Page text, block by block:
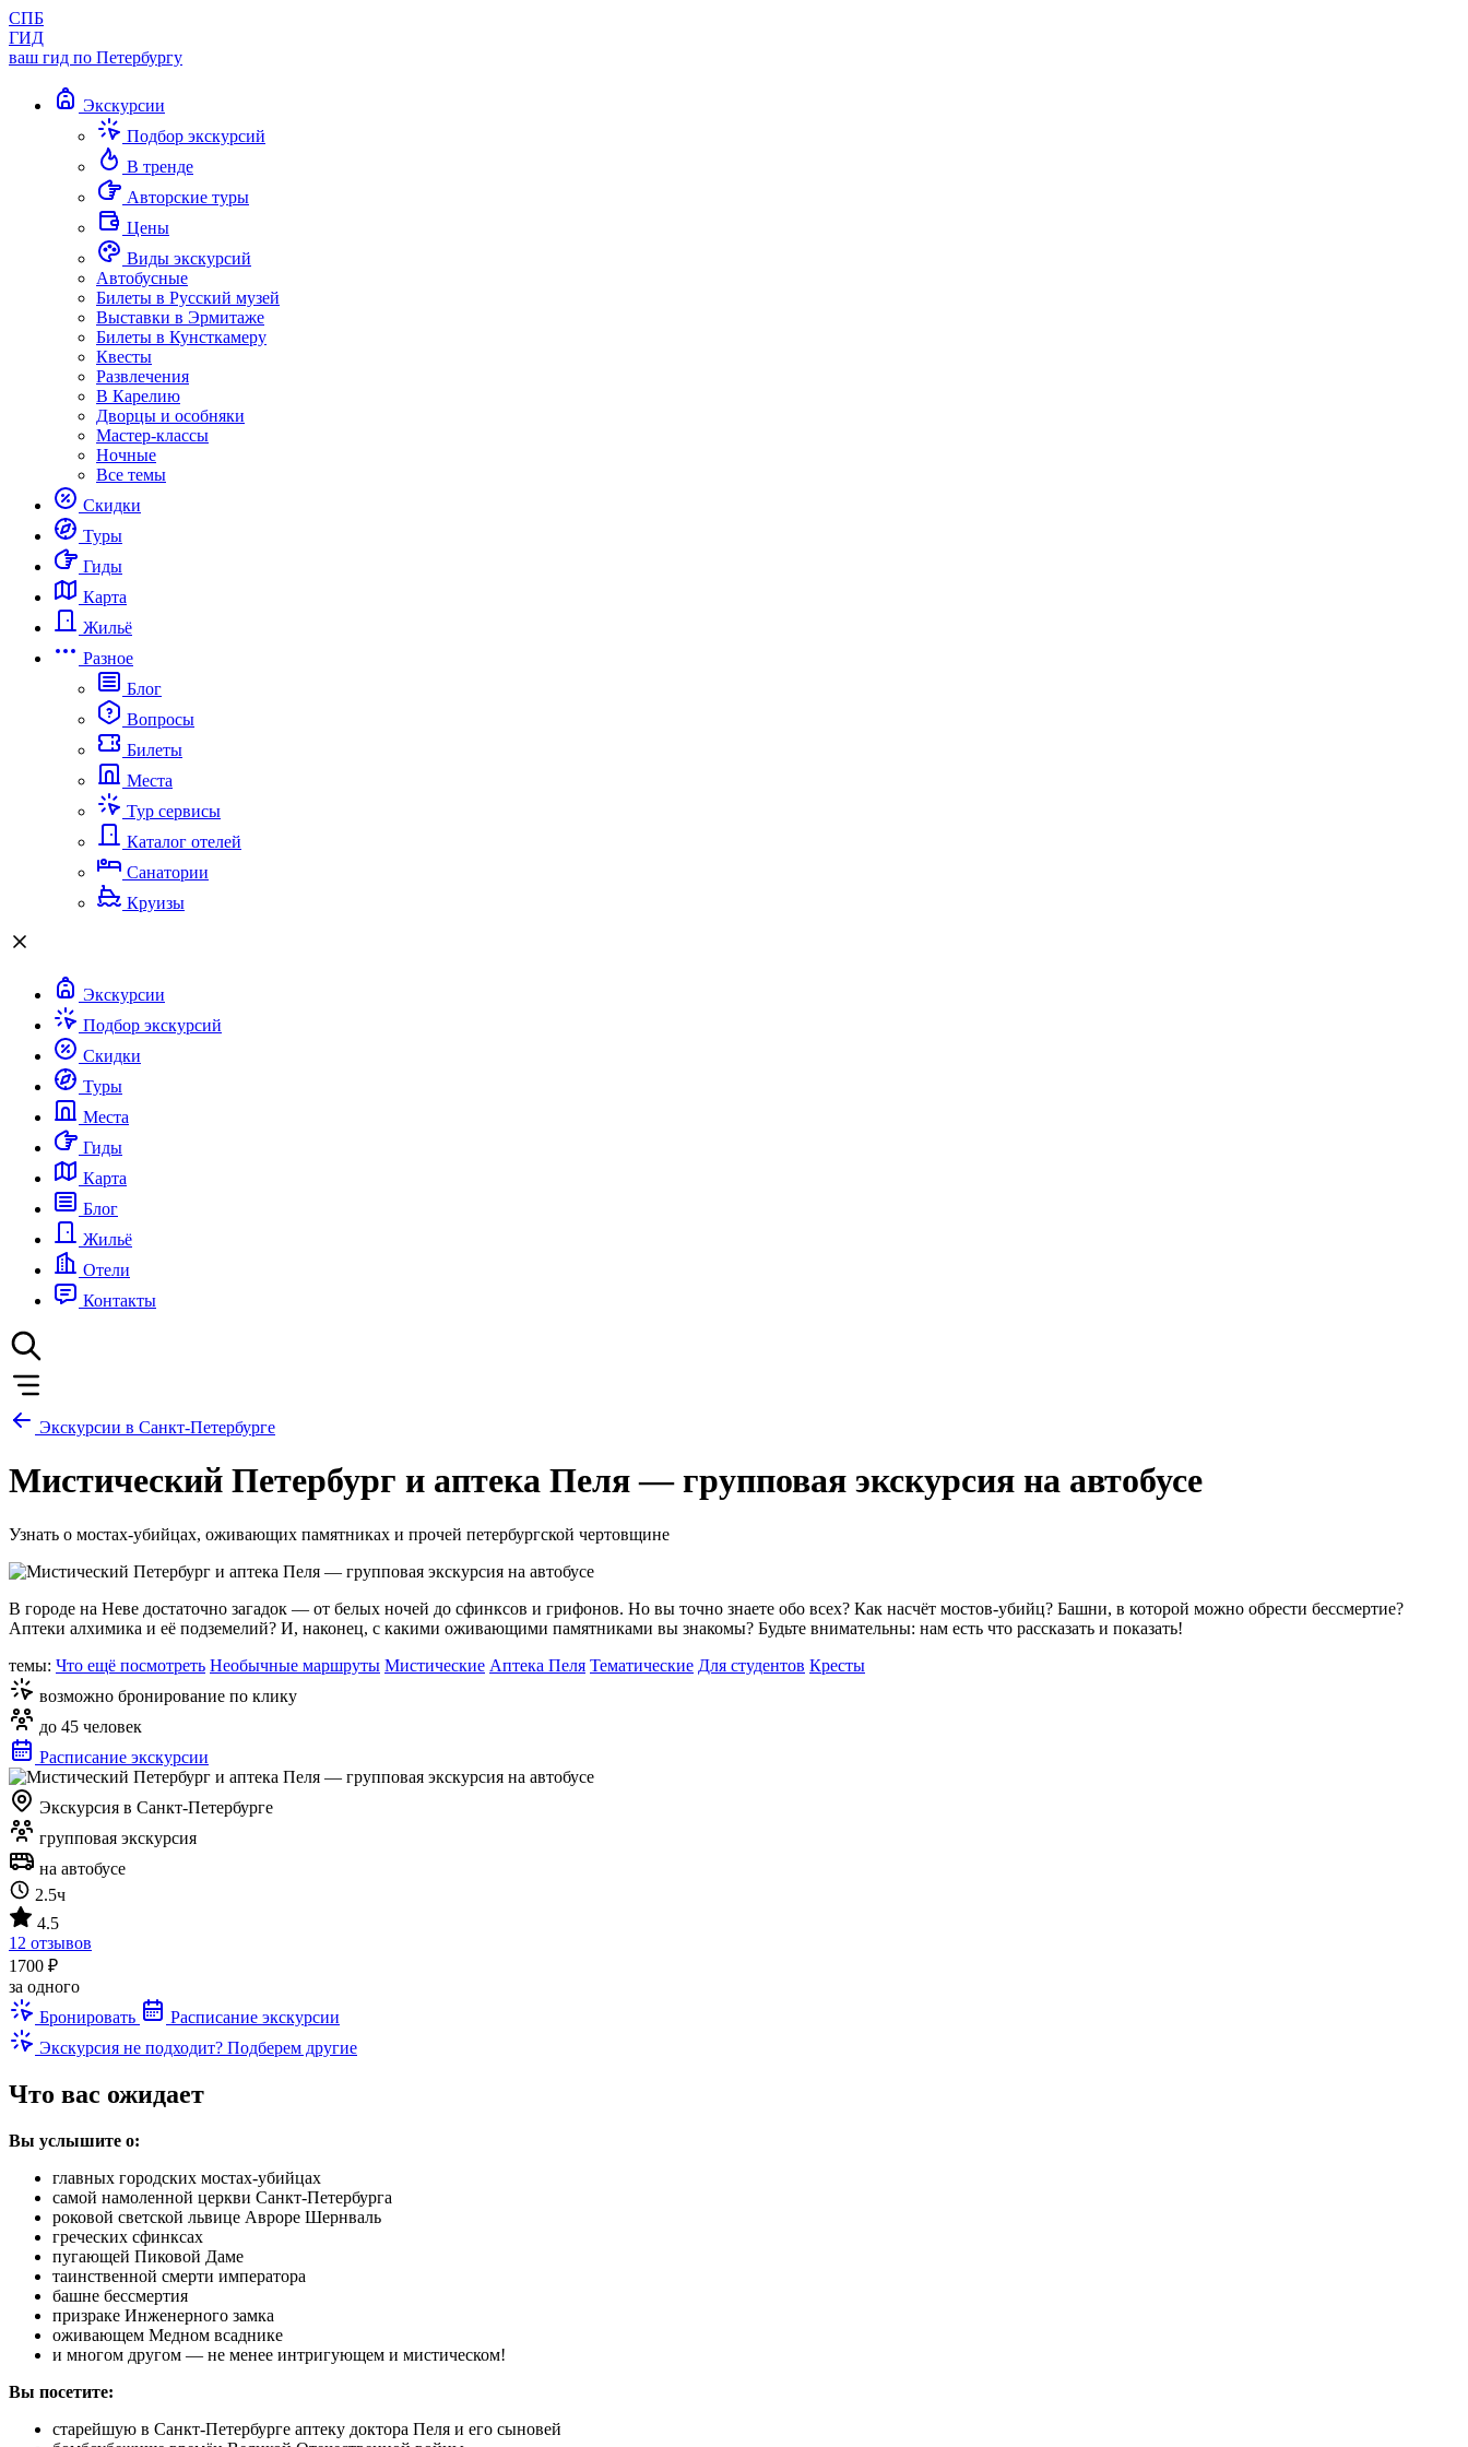
СПБ
ГИД
ваш гид по Петербургу
Экскурсии
Подбор экскурсий
В тренде
Авторские туры
Цены
Виды экскурсий
Автобусные
Билеты в Русский музей
Выставки в Эрмитаже
Билеты в Кунсткамеру
Квесты
Развлечения
В Карелию
Дворцы и особняки
Мастер-классы
Ночные
Все темы
Скидки
Туры
Гиды
Карта
Жильё
Разное
Блог
Вопросы
Билеты
Места
Тур сервисы
Каталог отелей
Санатории
Круизы
Экскурсии
Подбор экскурсий
Скидки
Туры
Места
Гиды
Карта
Блог
Жильё
Отели
Контакты
Экскурсии в Санкт-Петербурге
Мистический Петербург и аптека Пеля — групповая экскурсия на автобусе
Узнать о мостах-убийцах, оживающих памятниках и прочей петербургской чертовщине
В городе на Неве достаточно загадок — от белых ночей до сфинксов и грифонов. Но вы точно знаете обо всех? Как насчёт мостов-убийц? Башни, в которой можно обрести бессмертие?
Аптеки алхимика и её подземелий? И, наконец, с какими оживающими памятниками вы знакомы? Будьте внимательны: нам есть что рассказать и показать!
темы: Что ещё посмотреть Необычные маршруты Мистические Аптека Пеля Тематические Для студентов Кресты
возможно бронирование по клику
до 45 человек
Расписание экскурсии
Экскурсия в Санкт-Петербурге
групповая экскурсия
на автобусе
2.5ч
4.5
12 отзывов
1700 ₽
за одного
Бронировать
Расписание экскурсии
Экскурсия не подходит? Подберем другие
Что вас ожидает
Вы услышите о:
главных городских мостах-убийцах
самой намоленной церкви Санкт-Петербурга
роковой светской львице Авроре Шернваль
греческих сфинксах
пугающей Пиковой Даме
таинственной смерти императора
башне бессмертия
призраке Инженерного замка
оживающем Медном всаднике
и многом другом — не менее интригующем и мистическом!
Вы посетите:
старейшую в Санкт-Петербурге аптеку доктора Пеля и его сыновей